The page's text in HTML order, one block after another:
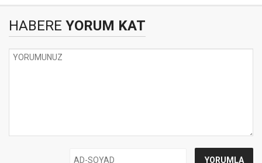
HABERE YORUM KAT